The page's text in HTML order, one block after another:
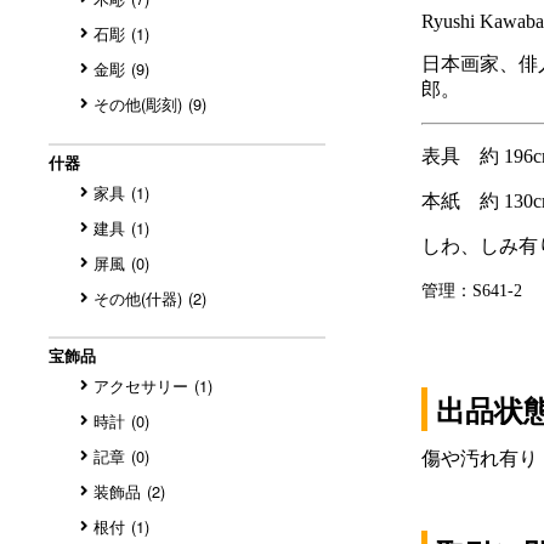
石彫 (1)
金彫 (9)
その他(彫刻) (9)
什器
家具 (1)
建具 (1)
屏風 (0)
その他(什器) (2)
宝飾品
アクセサリー (1)
時計 (0)
記章 (0)
装飾品 (2)
根付 (1)
出品状
傷や汚れ有り